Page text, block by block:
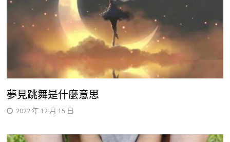
夢見跳舞是什麼意思
2022 年 12 月 15 日